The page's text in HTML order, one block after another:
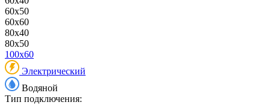
60x50
60x60
80x40
80x50
100x60
Электрический
Водяной
Тип подключения: